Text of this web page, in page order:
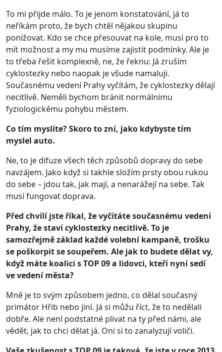
To mi přijde málo. To je jenom konstatování, já to
neříkám proto, že bych chtěl nějakou skupinu
ponižovat. Kdo se chce přesouvat na kole, musí pro to
mít možnost a my mu musíme zajistit podmínky. Ale je
to třeba řešit komplexně, ne, že řeknu: Já zruším
cyklostezky nebo naopak je všude namaluji.
Současnému vedení Prahy vyčítám, že cyklostezky dělají
necitlivě. Neměli bychom bránit normálnímu
fyziologickému pohybu městem.
Co tím myslíte? Skoro to zní, jako kdybyste tím
myslel auto.
Ne, to je difuze všech těch způsobů dopravy do sebe
navzájem. Jako když si takhle složím prsty obou rukou
do sebe – jdou tak, jak mají, a nenarážejí na sebe. Tak
musí fungovat doprava.
Před chvílí jste říkal, že vyčítáte současnému vedení
Prahy, že staví cyklostezky necitlivě. To je
samozřejmě základ každé volební kampaně, trošku
se poškorpit se soupeřem. Ale jak to budete dělat vy,
když máte koalici s TOP 09 a lidovci, kteří nyní sedí
ve vedení města?
Mně je to svým způsobem jedno, co dělal současný
primátor Hřib nebo jiní. Já si můžu říct, že to nedělali
dobře. Ale není podstatné plivat na ty před námi, ale
vědět, jak to chci dělat já. Oni si to zanalyzují voliči.